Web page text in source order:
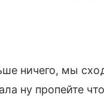
ничего, мы
ну пропейте что